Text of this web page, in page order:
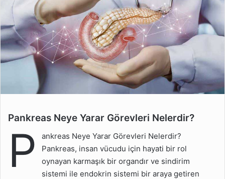
Pankreas Neye Yarar
Pankreasın Vücuttaki
Konumu Nedir?
Pankreasın Görevleri
Pankreas Neye Yarar Görevleri Nelerdir?
P
ankreas Neye Yarar Görevleri Nelerdir?
Pankreas, insan vücudu için hayati bir rol
oynayan karmaşık bir organdır ve sindirim
sistemi ile endokrin sistemi bir araya getiren